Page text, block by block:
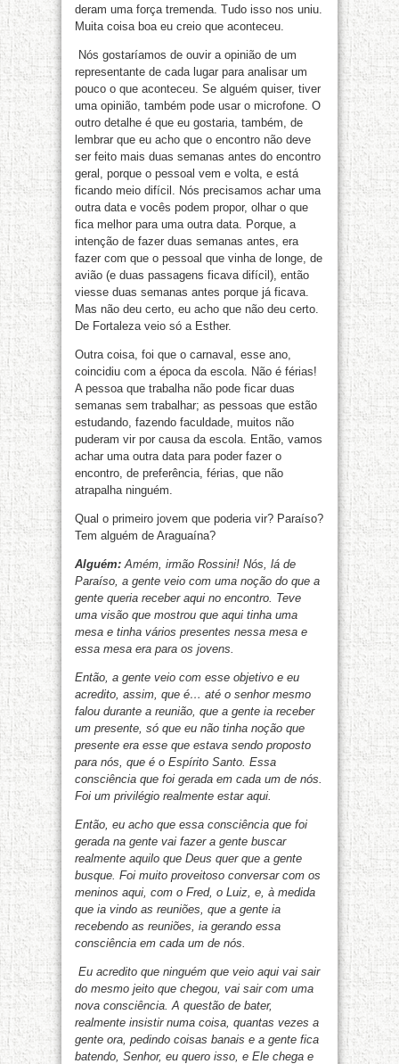
deram uma força tremenda. Tudo isso nos uniu.
Muita coisa boa eu creio que aconteceu.
Nós gostaríamos de ouvir a opinião de um
representante de cada lugar para analisar um
pouco o que aconteceu. Se alguém quiser, tiver
uma opinião, também pode usar o microfone. O
outro detalhe é que eu gostaria, também, de
lembrar que eu acho que o encontro não deve
ser feito mais duas semanas antes do encontro
geral, porque o pessoal vem e volta, e está
ficando meio difícil. Nós precisamos achar uma
outra data e vocês podem propor, olhar o que
fica melhor para uma outra data. Porque, a
intenção de fazer duas semanas antes, era
fazer com que o pessoal que vinha de longe, de
avião (e duas passagens ficava difícil), então
viesse duas semanas antes porque já ficava.
Mas não deu certo, eu acho que não deu certo.
De Fortaleza veio só a Esther.
Outra coisa, foi que o carnaval, esse ano,
coincidiu com a época da escola. Não é férias!
A pessoa que trabalha não pode ficar duas
semanas sem trabalhar; as pessoas que estão
estudando, fazendo faculdade, muitos não
puderam vir por causa da escola. Então, vamos
achar uma outra data para poder fazer o
encontro, de preferência, férias, que não
atrapalha ninguém.
Qual o primeiro jovem que poderia vir? Paraíso?
Tem alguém de Araguaína?
Alguém: Amém, irmão Rossini! Nós, lá de
Paraíso, a gente veio com uma noção do que a
gente queria receber aqui no encontro. Teve
uma visão que mostrou que aqui tinha uma
mesa e tinha vários presentes nessa mesa e
essa mesa era para os jovens.
Então, a gente veio com esse objetivo e eu
acredito, assim, que é… até o senhor mesmo
falou durante a reunião, que a gente ia receber
um presente, só que eu não tinha noção que
presente era esse que estava sendo proposto
para nós, que é o Espírito Santo. Essa
consciência que foi gerada em cada um de nós.
Foi um privilégio realmente estar aqui.
Então, eu acho que essa consciência que foi
gerada na gente vai fazer a gente buscar
realmente aquilo que Deus quer que a gente
busque. Foi muito proveitoso conversar com os
meninos aqui, com o Fred, o Luiz, e, à medida
que ia vindo as reuniões, que a gente ia
recebendo as reuniões, ia gerando essa
consciência em cada um de nós.
Eu acredito que ninguém que veio aqui vai sair
do mesmo jeito que chegou, vai sair com uma
nova consciência. A questão de bater,
realmente insistir numa coisa, quantas vezes a
gente ora, pedindo coisas banais e a gente fica
batendo, Senhor, eu quero isso, e Ele chega e